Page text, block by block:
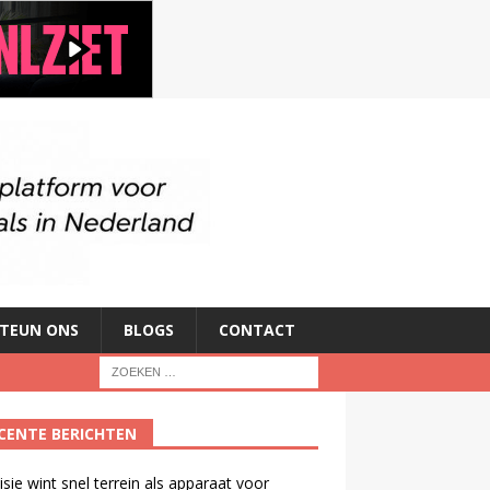
ONS BLOGS CONTACT
BERICHTEN
wint snel terrein als apparaat voor